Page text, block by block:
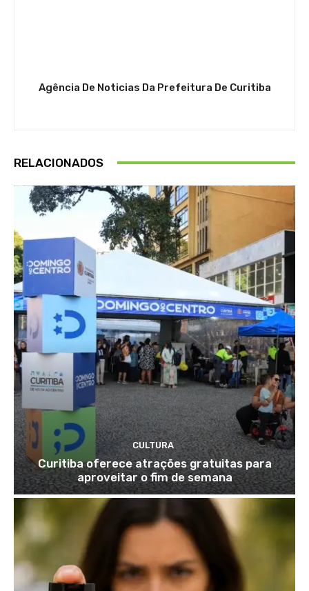
Agência De Noticias Da Prefeitura De Curitiba
RELACIONADOS
CULTURA
Curitiba oferece atrações gratuitas para
aproveitar o fim de semana